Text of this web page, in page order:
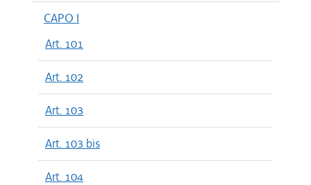
CAPO I
Art. 101
Art. 102
Art. 103
Art. 103 bis
Art. 104